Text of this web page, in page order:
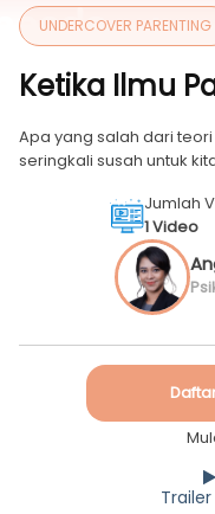
UNDERCOVER PARENTING
Ketika Ilmu
Apa yang salah dari
seringkali susah untuk
Jumlah
1 Video
Trailer